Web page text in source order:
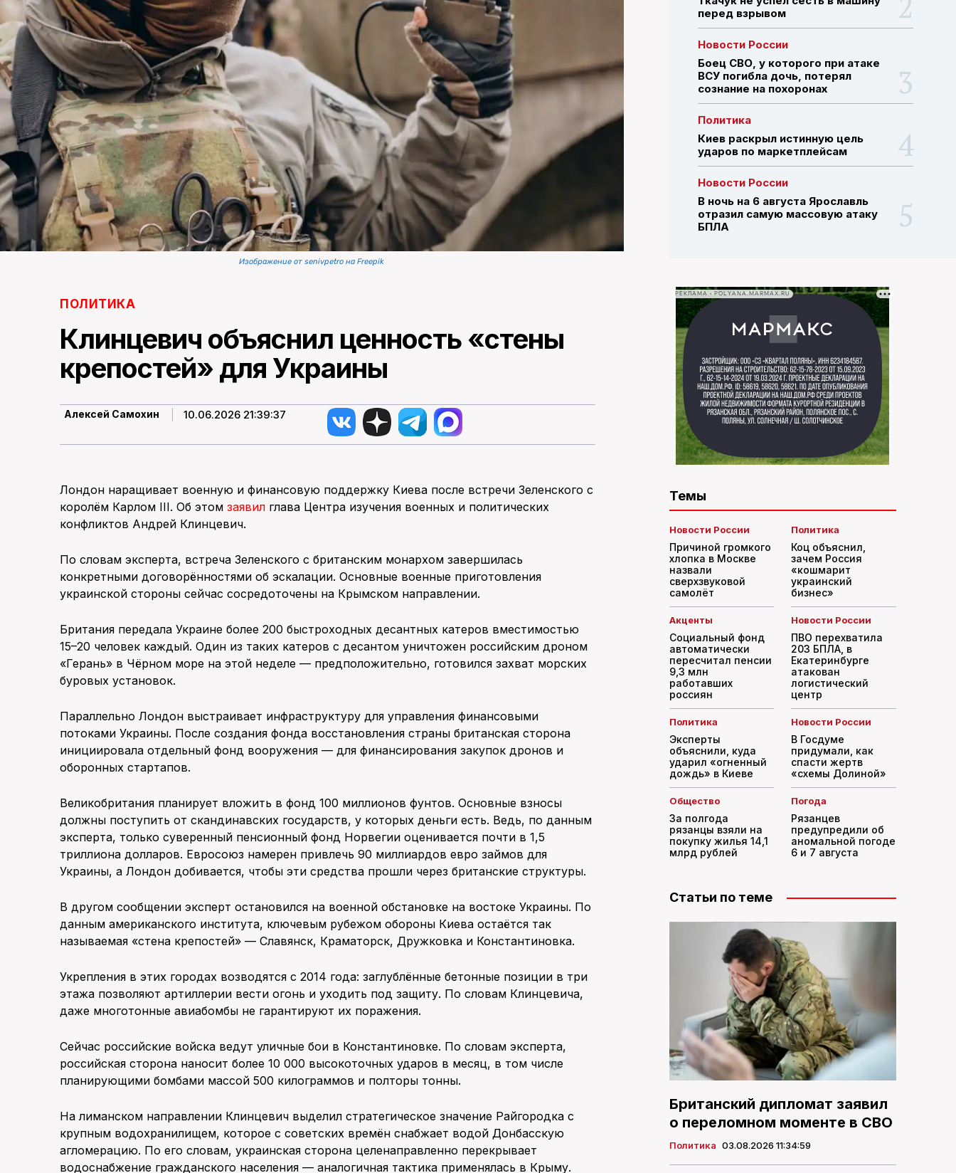
ПОИСК ПО САЙТУ
Изображение от senivpetro на Freepik
ПОЛИТИКА
Клинцевич объяснил ценность «стены
крепостей» для Украины
Алексей Самохин 10.06.2026 21:39:37
Лондон наращивает военную и финансовую поддержку Киева после встречи Зеленского с
королём Карлом III. Об этом заявил глава Центра изучения военных и политических
конфликтов Андрей Клинцевич.
По словам эксперта, встреча Зеленского с британским монархом завершилась
конкретными договорённостями об эскалации. Основные военные приготовления
украинской стороны сейчас сосредоточены на Крымском направлении.
Британия передала Украине более 200 быстроходных десантных катеров вместимостью
15–20 человек каждый. Один из таких катеров с десантом уничтожен российским дроном
«Герань» в Чёрном море на этой неделе — предположительно, готовился захват морских
буровых установок.
Параллельно Лондон выстраивает инфраструктуру для управления финансовыми
потоками Украины. После создания фонда восстановления страны британская сторона
инициировала отдельный фонд вооружения — для финансирования закупок дронов и
оборонных стартапов.
Великобритания планирует вложить в фонд 100 миллионов фунтов. Основные взносы
должны поступить от скандинавских государств, у которых деньги есть. Ведь, по данным
эксперта, только суверенный пенсионный фонд Норвегии оценивается почти в 1,5
триллиона долларов. Евросоюз намерен привлечь 90 миллиардов евро займов для
Украины, а Лондон добивается, чтобы эти средства прошли через британские структуры.
В другом сообщении эксперт остановился на военной обстановке на востоке Украины. По
данным американского института, ключевым рубежом обороны Киева остаётся так
называемая «стена крепостей» — Славянск, Краматорск, Дружковка и Константиновка.
Укрепления в этих городах возводятся с 2014 года: заглублённые бетонные позиции в три
этажа позволяют артиллерии вести огонь и уходить под защиту. По словам Клинцевича,
даже многотонные авиабомбы не гарантируют их поражения.
Сейчас российские войска ведут уличные бои в Константиновке. По словам эксперта,
российская сторона наносит более 10 000 высокоточных ударов в месяц, в том числе
планирующими бомбами массой 500 килограммов и полторы тонны.
На лиманском направлении Клинцевич выделил стратегическое значение Райгородка с
крупным водохранилищем, которое с советских времён снабжает водой Донбасскую
агломерацию. По его словам, украинская сторона целенаправленно перекрывает
водоснабжение гражданского населения — аналогичная тактика применялась в Крыму.
перед взрывом
Новости России
Боец СВО, у которого при атаке
ВСУ погибла дочь, потерял
сознание на похоронах
Политика
Киев раскрыл истинную цель
ударов по маркетплейсам
Новости России
В ночь на 6 августа Ярославль
отразил самую массовую атаку
БПЛА
РЕКЛАМА • POLYANA.MARMAX.RU
Темы
Новости России
Причиной громкого
хлопка в Москве
назвали
сверхзвуковой
самолёт
Политика
Коц объяснил,
зачем Россия
«кошмарит
украинский
бизнес»
Акценты
Социальный фонд
автоматически
пересчитал пенсии
9,3 млн
работавших
россиян
Новости России
ПВО перехватила
203 БПЛА, в
Екатеринбурге
атакован
логистический
центр
Политика
Эксперты
объяснили, куда
ударил «огненный
дождь» в Киеве
Новости России
В Госдуме
придумали, как
спасти жертв
«схемы Долиной»
Общество
За полгода
рязанцы взяли на
покупку жилья 14,1
млрд рублей
Погода
Рязанцев
предупредили об
аномальной погоде
6 и 7 августа
Статьи по теме
Британский дипломат заявил
о переломном моменте в СВО
Политика 03.08.2026 11:34:59